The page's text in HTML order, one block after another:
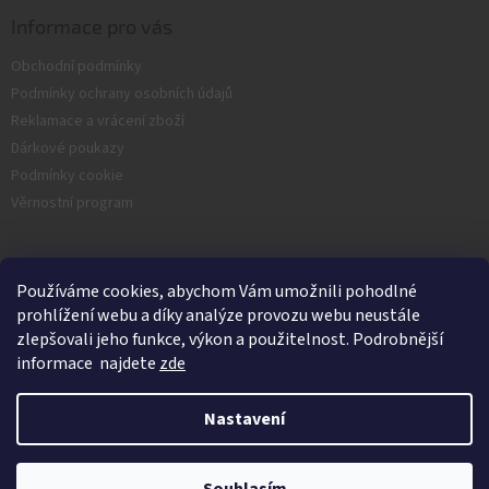
Používáme cookies, abychom Vám umožnili pohodlné
prohlížení webu a díky analýze provozu webu neustále
zlepšovali jeho funkce, výkon a použitelnost. Podrobnější
informace najdete zde
Nastavení
Obchodní podmínky
Podmínky ochrany osobních údajů
Reklamace a vrácení zboží
Dárkové poukazy
Podmínky cookie
Věrnostní program
Facebook
Vytvořil Shoptet